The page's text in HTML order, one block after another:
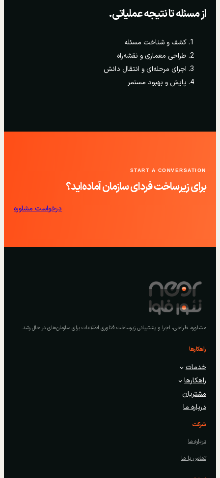
از مسئله تا نتیجه عملیاتی.
کشف و شناخت مسئله
طراحی معماری و نقشه‌راه
اجرای مرحله‌ای و انتقال دانش
پایش و بهبود مستمر
START A CONVERSATION
برای زیرساخت فردای سازمان آماده‌اید؟
درخواست مشاوره
مشاوره، طراحی، اجرا و پشتیبانی زیرساخت فناوری اطلاعات برای سازمان‌های در حال رشد.
راهکارها
خدمات
راهکارها
مشتریان
درباره ما
شرکت
درباره ما
تماس با ما